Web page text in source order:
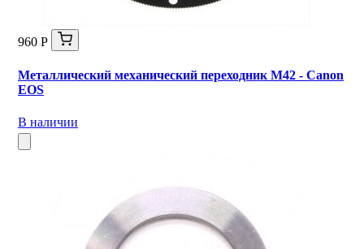
960 Р
Металлический механический переходник M42 - Canon
EOS
В наличии